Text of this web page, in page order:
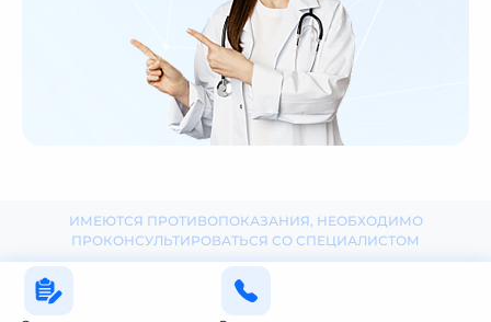
ИМЕЮТСЯ ПРОТИВОПОКАЗАНИЯ, НЕОБХОДИМО
ПРОКОНСУЛЬТИРОВАТЬСЯ СО СПЕЦИАЛИСТОМ